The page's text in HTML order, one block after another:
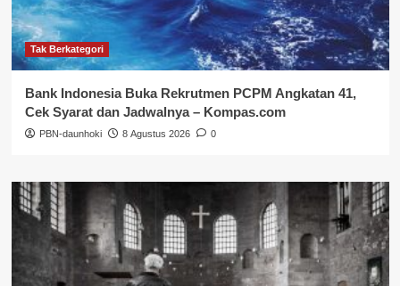
Tak Berkategori
Bank Indonesia Buka Rekrutmen PCPM Angkatan 41,
Cek Syarat dan Jadwalnya – Kompas.com
PBN-daunhoki 8 Agustus 2026 0